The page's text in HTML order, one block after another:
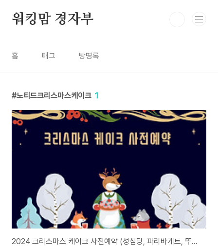
워킹맘 경자부
홈 태그 방명록
노티드크리스마스케이크 1
2024 크리스마스 케이크 사전예약 (성심당, 파리바게트, 뚜레쥬르, 투썸플레이스, 노티드, 베스킨라빈스)